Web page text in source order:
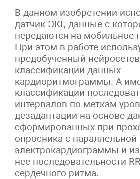
В данном изобретении
датчик ЭКГ, данные с
передаются на мобильное
При этом в работе
предобученный
классификации данных
кардиоритмограммы. А
классификации
интервалов по меткам
дезадаптации на основе
сформированных при
опросника с параллельной
электрокардиограммы и
нее последовательности
сердечного ритма.